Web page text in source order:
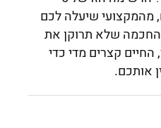
מהמקצועי שיעלה לכם
החכמה שלא תרוקן את
קצרים מדי כדי
אותכם.